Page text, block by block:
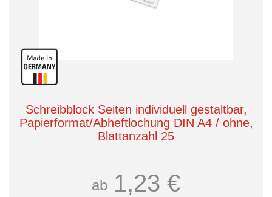
Schreibblock Seiten individuell gestaltbar,
Papierformat/Abheftlochung DIN A4 / ohne,
Blattanzahl 25
ab 1,23 €